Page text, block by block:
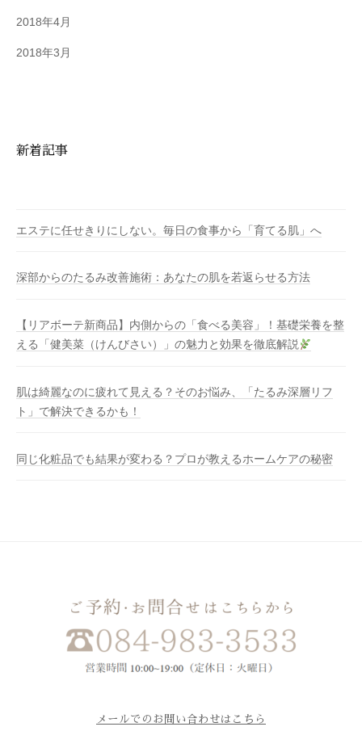
2018年4月
2018年3月
新着記事
エステに任せきりにしない。毎日の食事から「育てる肌」へ
深部からのたるみ改善施術：あなたの肌を若返らせる方法
【リアボーテ新商品】内側からの「食べる美容」！基礎栄養を整
える「健美菜（けんびさい）」の魅力と効果を徹底解説
肌は綺麗なのに疲れて見える？そのお悩み、「たるみ深層リフ
ト」で解決できるかも！
同じ化粧品でも結果が変わる？プロが教えるホームケアの秘密
メールでのお問い合わせはこちら